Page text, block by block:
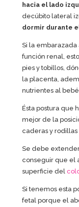
hacia el lado
decúbito lateral
dormir durante
Si la embarazada
función renal,
pies y tobillos,
la placenta,
nutrientes al bebé.
Ésta postura que
mejor de la
caderas y rodillas
Se debe
conseguir que el
superficie del
Si tenemos esta
fetal porque el